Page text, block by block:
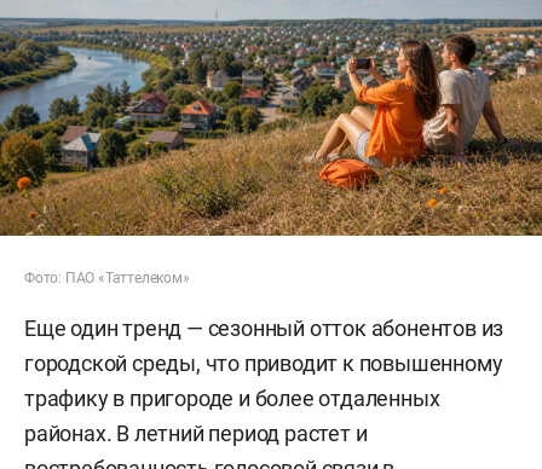
Фото: ПАО «Таттелеком»
Еще один тренд — сезонный отток абонентов из
городской среды, что приводит к повышенному
трафику в пригороде и более отдаленных
районах. В летний период растет и